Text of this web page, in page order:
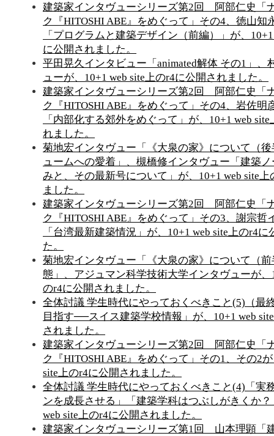
建築家インタヴューシリーズ第2回 阿部仁史「
ク『HITOSHI ABE』をめぐって」その4、徳山知
「プログラムと建築デザイン（前編）」が、
に公開されました。
平田晃久インタビュー「animated解体 その1」、
ューが、10+1 web site上のr4に公開されました。
建築家インタヴューシリーズ第2回 阿部仁史「
ク『HITOSHI ABE』をめぐって」その4、岩佐明
「内部化する郊外をめぐって」が、10+1 web
れました。
菊地宏インタヴュー「《大泉の家》について（
ュームへの愛着」、槻橋修インタヴュー「建築
みと、その最新号について」が、10+1 web site
ました。
建築家インタヴューシリーズ第2回 阿部仁史「
ク『HITOSHI ABE』をめぐって」その3、謝宗哲
「台湾最新建築情況」が、10+1 web site上のr4に
た。
菊地宏インタヴュー「《大泉の家》について（
態」、アジュマン科学技術大学インタヴューが、
のr4に公開されました。
全体討議 学生時代にやっておくべきこと(5)（最
目指す──スイス建築学校情報」が、10+1 web
されました。
建築家インタヴューシリーズ第2回 阿部仁史「
ク『HITOSHI ABE』をめぐって」その1、その2
site上のr4に公開されました。
全体討議 学生時代にやっておくべきこと(4)「実
ンを成長させる」「建築学科はつぶしがきくか
web site上のr4に公開されました。
建築家インタヴューシリーズ第1回 山本理顕「